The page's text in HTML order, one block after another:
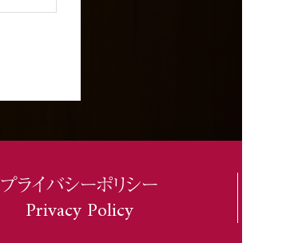
プライバシーポリシー
Privacy Policy